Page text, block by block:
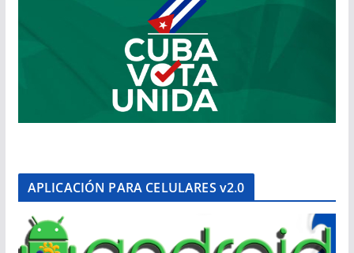
APLICACIÓN PARA CELULARES v2.0